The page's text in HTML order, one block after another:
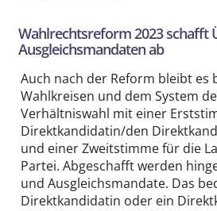
Wahlrechtsreform 2023 schafft
Ausgleichsmandaten ab
Auch nach der Reform bleibt es
Wahlkreisen und dem System
Verhältniswahl mit einer
Direktkandidatin/den
und einer Zweitstimme für die
Partei. Abgeschafft werden
und Ausgleichsmandate. Das
Direktkandidatin oder ein